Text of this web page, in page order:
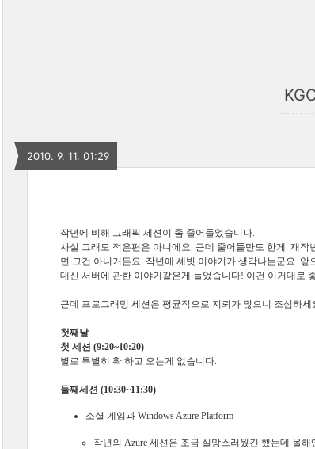
2010. 9. 11. 01:29
작년에 비해 그래픽 세션이 좀 줄어들었습니다.
사실 그래도 적은편은 아니에요. 근데 줄어들만도 한게. 재
면 그건 아니거든요. 작년에 셰빗 이야기가 생각나는군요. 앞
대신 서버에 관한 이야기같은게 늘었습니다! 이건 이거대로
근데 프로그래밍 세션은 평균적으로 지뢰가 많으니 조심하
첫째날
첫 세션 (9:20~10:20)
별로 특별히 확 하고 오는게 없습니다.
둘째세션 (10:30~11:30)
소셜 게임과 Windows Azure Platform
작년의 Azure 세션은 조금 실망스러웠긴 했는데 올